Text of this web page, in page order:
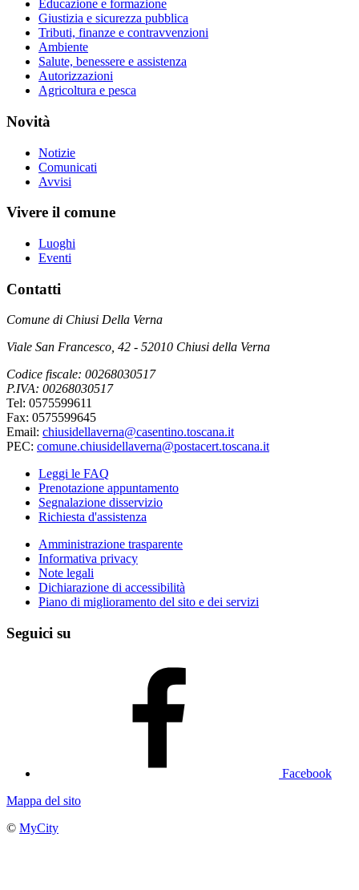
Educazione e formazione
Giustizia e sicurezza pubblica
Tributi, finanze e contravvenzioni
Ambiente
Salute, benessere e assistenza
Autorizzazioni
Agricoltura e pesca
Novità
Notizie
Comunicati
Avvisi
Vivere il comune
Luoghi
Eventi
Contatti
Comune di Chiusi Della Verna
Viale San Francesco, 42 - 52010 Chiusi della Verna
Codice fiscale: 00268030517
P.IVA: 00268030517
Tel: 0575599611
Fax: 0575599645
Email: chiusidellaverna@casentino.toscana.it
PEC: comune.chiusidellaverna@postacert.toscana.it
Leggi le FAQ
Prenotazione appuntamento
Segnalazione disservizio
Richiesta d'assistenza
Amministrazione trasparente
Informativa privacy
Note legali
Dichiarazione di accessibilità
Piano di miglioramento del sito e dei servizi
Seguici su
Facebook
Mappa del sito
© MyCity